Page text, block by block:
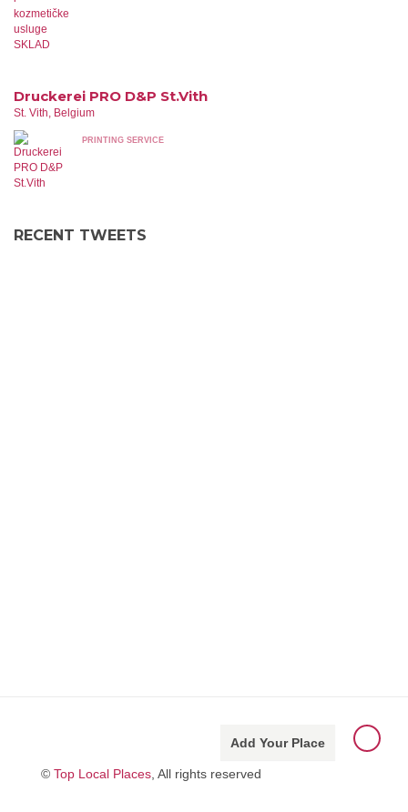
Druckerei PRO D&P St.Vith
St. Vith, Belgium
PRINTING SERVICE
RECENT TWEETS
Add Your Place
© Top Local Places , All rights reserved